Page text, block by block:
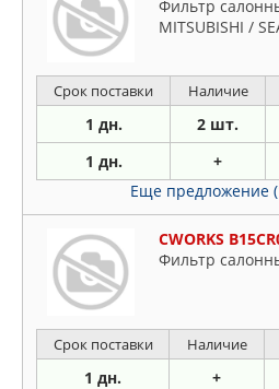
Фильтр
MITSUBISHI /
Срок поставки Наличие
1 дн. 2 шт.
1 дн. +
Еще предложение
CWORKS
Фильтр
Срок поставки Наличие
1 дн. +